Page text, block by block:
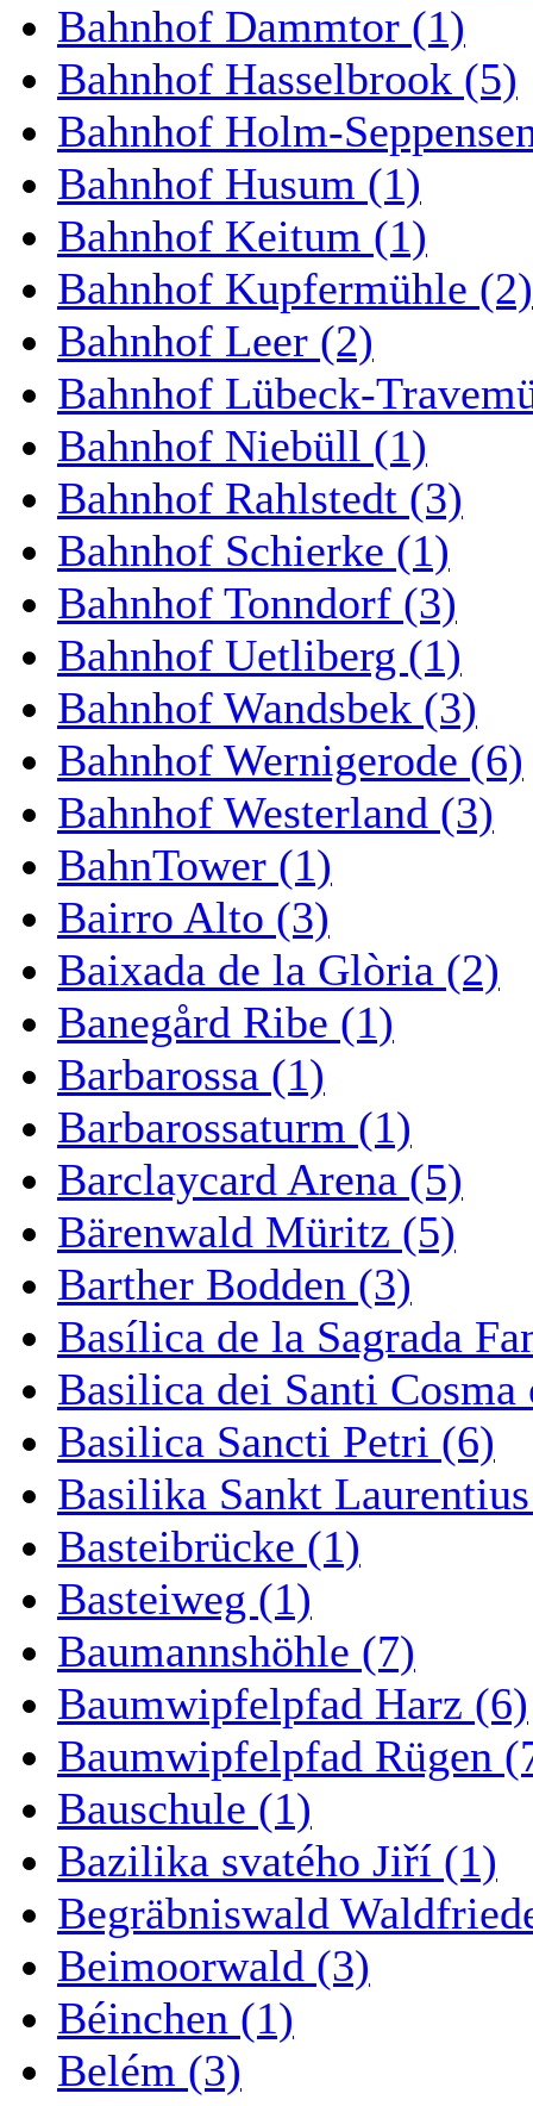
Bahnhof Dammtor (1)
Bahnhof Hasselbrook (5)
Bahnhof Holm-
Bahnhof Husum (1)
Bahnhof Keitum (1)
Bahnhof Kupfermühle (2)
Bahnhof Leer (2)
Bahnhof Lübeck-
Bahnhof Niebüll (1)
Bahnhof Rahlstedt (3)
Bahnhof Schierke (1)
Bahnhof Tonndorf (3)
Bahnhof Uetliberg (1)
Bahnhof Wandsbek (3)
Bahnhof Wernigerode (6)
Bahnhof Westerland (3)
BahnTower (1)
Bairro Alto (3)
Baixada de la Glòria (2)
Banegård Ribe (1)
Barbarossa (1)
Barbarossaturm (1)
Barclaycard Arena (5)
Bärenwald Müritz (5)
Barther Bodden (3)
Basílica de la Sagrada
Basilica dei Santi
Basilica Sancti Petri (6)
Basilika Sankt
Basteibrücke (1)
Basteiweg (1)
Baumannshöhle (7)
Baumwipfelpfad Harz (6)
Baumwipfelpfad Rügen
Bauschule (1)
Bazilika svatého Jiří (1)
Begräbniswald
Beimoorwald (3)
Béinchen (1)
Belém (3)